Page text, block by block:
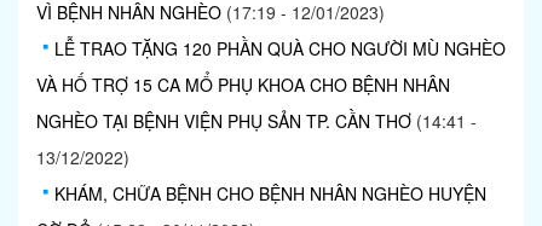
VÌ BỆNH NHÂN NGHÈO (17:19 - 12/01/2023)
LỄ TRAO TẶNG 120 PHẦN QUÀ CHO NGƯỜI MÙ NGHÈO
VÀ HỐ TRỢ 15 CA MỔ PHỤ KHOA CHO BỆNH NHÂN
NGHÈO TẠI BỆNH VIỆN PHỤ SẢN TP. CẦN THƠ (14:41 -
13/12/2022)
KHÁM, CHỮA BỆNH CHO BỆNH NHÂN NGHÈO HUYỆN